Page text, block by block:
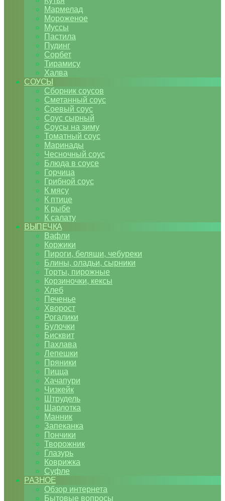
Мармелад
Мороженое
Муссы
Пастила
Пудинг
Сорбет
Тирамису
Халва
СОУСЫ
Сборник соусов
Сметанный соус
Соевый соус
Соус сырный
Соусы на зиму
Томатный соус
Маринады
Чесночный соус
Блюда в соусе
Горчица
Грибной соус
К мясу
К птице
К рыбе
К салату
ВЫПЕЧКА
Вафли
Коржики
Пироги, беляши, чебуреки
Блины, оладьи, сырники
Торты, пирожные
Корзиночки, кексы
Хлеб
Печенье
Хворост
Рогалики
Булочки
Бисквит
Пахлава
Лепешки
Пряники
Пицца
Хачапури
Чизкейк
Штрудель
Шарлотка
Манник
Запеканка
Пончики
Творожник
Глазурь
Коврижка
Суфле
РАЗНОЕ
Обзор интернета
Бытовые вопросы